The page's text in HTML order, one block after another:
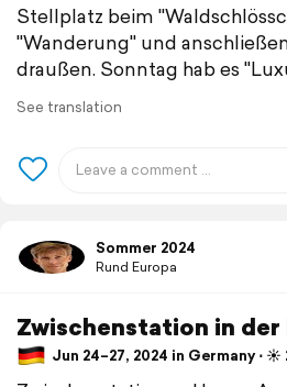
Stellplatz beim
"Wanderung" und
draußen. Sonntag hab es
See translation
Sommer 2024
Rund Europa
Zwischenstation in der
Jun 24–27, 2024 in Germany ⋅ ☀️